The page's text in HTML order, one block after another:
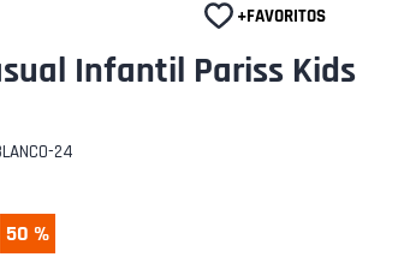
Infantil Pariss Kids
24
50 %